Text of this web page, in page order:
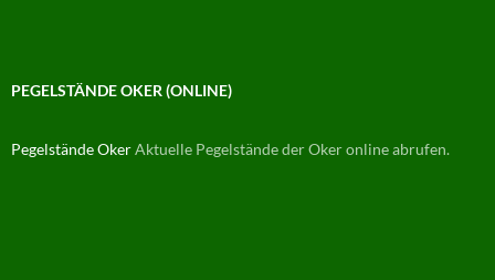
PEGELSTÄNDE OKER (ONLINE)
Pegelstände OkerAktuelle Pegelstände der Oker online abrufen.